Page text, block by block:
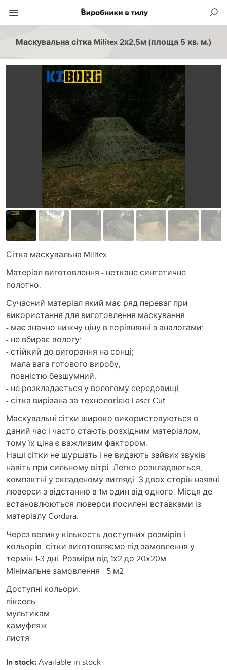
Маскувальна сітка Militex 2х2,5м (площа 5 кв. м.)
Сітка маскувальна Militex.
Матеріал виготовлення - неткане синтетичне
полотно.
Сучасний матеріал який має ряд переваг при
використання для виготовлення маскування:
- має значно нижчу ціну в порівнянні з аналогами;
- не вбирає вологу;
- стійкий до вигорання на сонці;
- мала вага готового виробу;
- повністю безшумний;
- не розкладається у вологому середовищі;
- сітка вирізана за технологією Laser Cut
Маскувальні сітки широко використовуються в
даний час і часто стають розхідним матеріалом,
тому їх ціна є важливим фактором.
Наші сітки не шуршать і не видають зайвих звуків
навіть при сильному вітрі. Легко розкладаються,
компактні у складеному вигляді. З двох сторін наявні
люверси з відстанню в 1м один від одного. Місця де
встановлюються люверси посилені вставками із
матеріалу Cordura.
Через велику кількость доступних розмірів і
кольорів, сітки виготовляємо під замовлення у
термін 1-3 дні. Розміри від 1х2 до 20х20м.
Мінімальне замовлення - 5 м2
Доступні кольори:
піксель
мультикам
камуфляж
листя
In stock:Available in stock